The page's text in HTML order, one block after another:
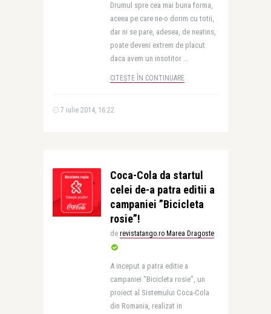
Drumul spre cea mai buna forma,
aceea pe care ne-o dorim cu totii,
dar ni se pare, adesea, de neatins,
poate deveni extrem de placut
daca avem un insotitor ..
CITEȘTE ÎN CONTINUARE
7 iulie 2014, 16:22
Coca-Cola da startul
celei de-a patra editii a
campaniei ”Bicicleta
rosie”!
de revistatango.ro Marea Dragoste
A inceput a patra editie a
campaniei “Bicicleta rosie”, un
proiect al Sistemului Coca-Cola
din Romania, realizat in